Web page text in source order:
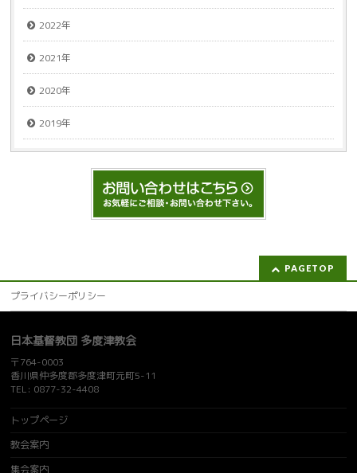
2022年
2021年
2020年
2019年
PAGETOP
プライバシーポリシー
日本基督教団 多度津教会
〒764-0003
香川県仲多度郡多度津町元町5-11
TEL: 0877-32-4408
トップページ
教会案内
集会案内